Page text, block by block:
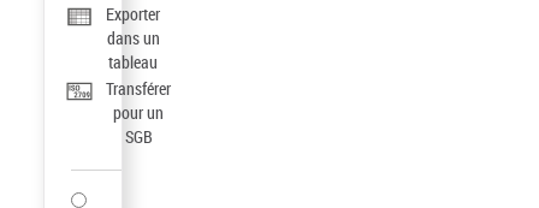
Exporter
dans un
tableau
Transférer
pour un
SGB